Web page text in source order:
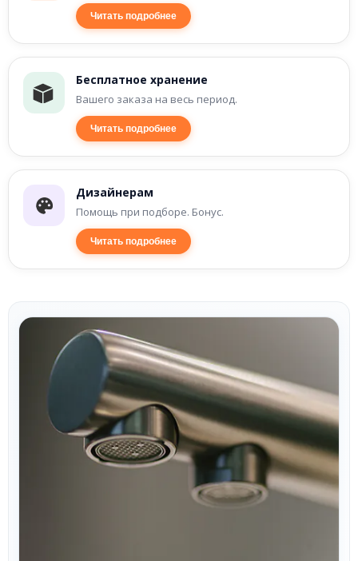
Читать подробнее
Бесплатное хранение
Вашего заказа на весь период.
Читать подробнее
Дизайнерам
Помощь при подборе. Бонус.
Читать подробнее